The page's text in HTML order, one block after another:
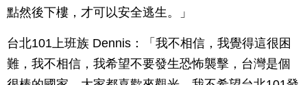
點然後下樓，才可以安全逃生。」
台北101上班族 Dennis：「我不相信，我覺得這很困
難，我不相信，我希望不要發生恐怖襲擊，台灣是個